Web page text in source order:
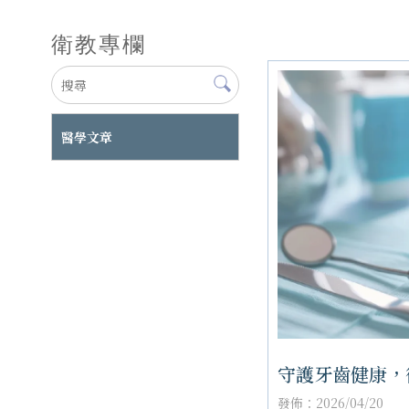
衛教專欄
醫學文章
守護牙齒健康
發佈：2026/04/20